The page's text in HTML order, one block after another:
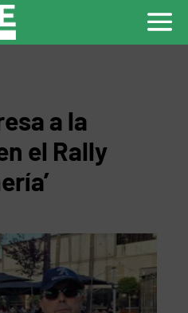
a la
el Rally